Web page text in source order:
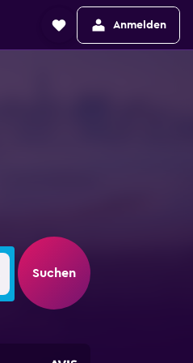
Anmelden
Suchen